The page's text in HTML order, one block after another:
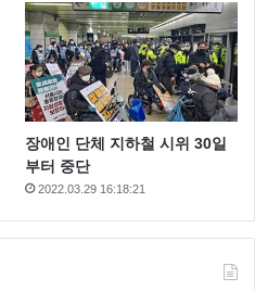
장애인 단체 지하철 시위 30일
부터 중단
2022.03.29 16:18:21